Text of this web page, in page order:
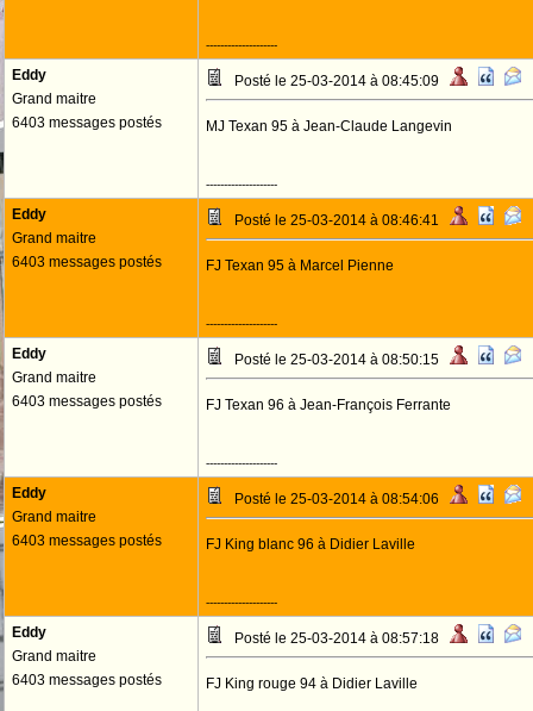
--------------------
Eddy
Grand maitre
6403 messages postés
Posté le 25-03-2014 à 08:45:09
MJ Texan 95 à Jean-Claude Langevin
--------------------
Eddy
Grand maitre
6403 messages postés
Posté le 25-03-2014 à 08:46:41
FJ Texan 95 à Marcel Pienne
--------------------
Eddy
Grand maitre
6403 messages postés
Posté le 25-03-2014 à 08:50:15
FJ Texan 96 à Jean-François Ferrante
--------------------
Eddy
Grand maitre
6403 messages postés
Posté le 25-03-2014 à 08:54:06
FJ King blanc 96 à Didier Laville
--------------------
Eddy
Grand maitre
6403 messages postés
Posté le 25-03-2014 à 08:57:18
FJ King rouge 94 à Didier Laville